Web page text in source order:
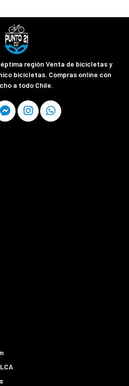
región Venta de bicicletas y
bicicletas. Compras online con
a todo Chile.